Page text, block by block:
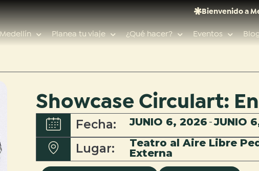
Bienvenido a
Planea tu viaje ¿Qué hacer? Eventos
Búsquedas populares
Calendario de eventos
Planeador de viaje
Guías de ciudad
Feria de las flores
Showcase Circulart:
Fecha: JUNIO 6, 2026 -JUNIO
Lugar:
Teatro al Aire Libre
Externa